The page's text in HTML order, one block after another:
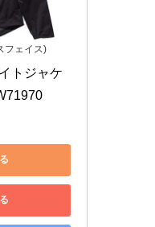
フェイス)
トジャケ